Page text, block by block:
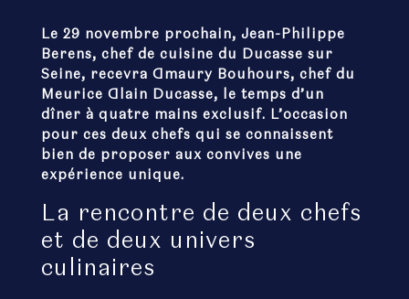
Le 29 novembre prochain, Jean-Philippe
Berens, chef de cuisine du Ducasse sur
Seine, recevra Amaury Bouhours, chef du
Meurice Alain Ducasse, le temps d’un
dîner à quatre mains exclusif. L’occasion
pour ces deux chefs qui se connaissent
bien de proposer aux convives une
expérience unique.
La rencontre de deux chefs
et de deux univers
culinaires